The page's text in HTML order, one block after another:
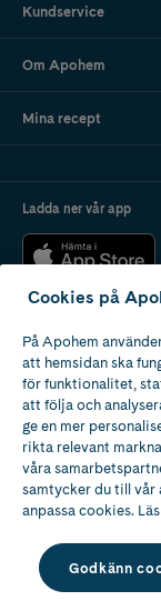
Kundservice
Om Apohem
Mina recept
Ladda ner vår app
Apotek med
av
Cookies på
På Apohem
att hemsidan ska
för funktionalitet,
att följa och
ge en mer
rikta relevant
våra
samtycker du till vår
anpassa cookies.
Godkänn